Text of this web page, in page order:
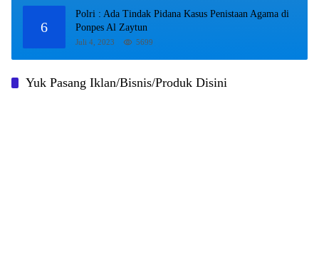
6
Polri : Ada Tindak Pidana Kasus Penistaan Agama di
Ponpes Al Zaytun
Juli 4, 2023 5699
Yuk Pasang Iklan/Bisnis/Produk Disini